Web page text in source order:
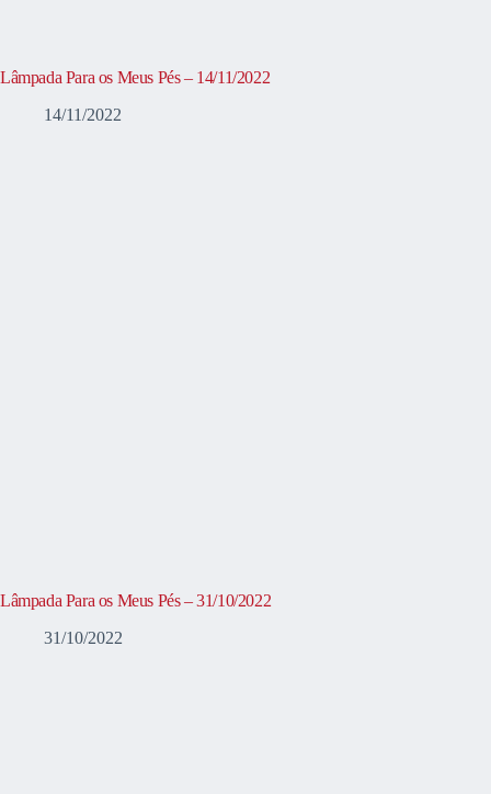
Lâmpada Para os Meus Pés – 14/11/2022
14/11/2022
Lâmpada Para os Meus Pés – 31/10/2022
31/10/2022